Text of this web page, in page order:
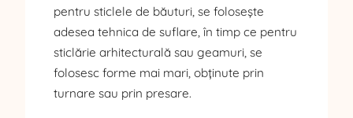
pentru sticlele de băuturi, se folosește
adesea tehnica de suflare, în timp ce pentru
sticlărie arhitecturală sau geamuri, se
folosesc forme mai mari, obținute prin
turnare sau prin presare.